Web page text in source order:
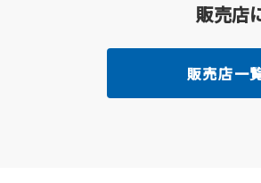
販売店
販売店一